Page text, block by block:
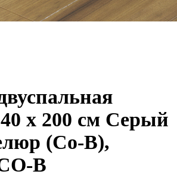
х 200 см Серый
(Со-В),
В